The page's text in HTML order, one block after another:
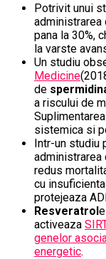
Potrivit unui
administrarea
pana la 30%,
la varste
Un studiu
Medicine
de
a riscului de
sistemica si
Intr-un studiu
redus
cu
protejeaza
Resveratrol
activeaza
genelor
energetic.